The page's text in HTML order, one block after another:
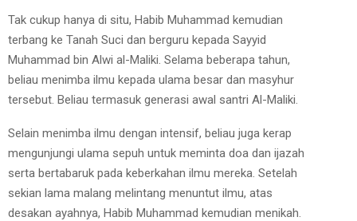
Tak cukup hanya di situ, Habib Muhammad kemudian
terbang ke Tanah Suci dan berguru kepada Sayyid
Muhammad bin Alwi al-Maliki. Selama beberapa tahun,
beliau menimba ilmu kepada ulama besar dan masyhur
tersebut. Beliau termasuk generasi awal santri Al-Maliki.
Selain menimba ilmu dengan intensif, beliau juga kerap
mengunjungi ulama sepuh untuk meminta doa dan ijazah
serta bertabaruk pada keberkahan ilmu mereka. Setelah
sekian lama malang melintang menuntut ilmu, atas
desakan ayahnya, Habib Muhammad kemudian menikah.